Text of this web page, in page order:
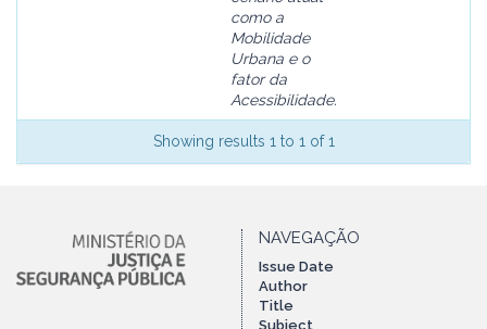
como a
Mobilidade
Urbana e o
fator da
Acessibilidade.
Showing results 1 to 1 of 1
NAVEGAÇÃO
Issue Date
Author
Title
Subject